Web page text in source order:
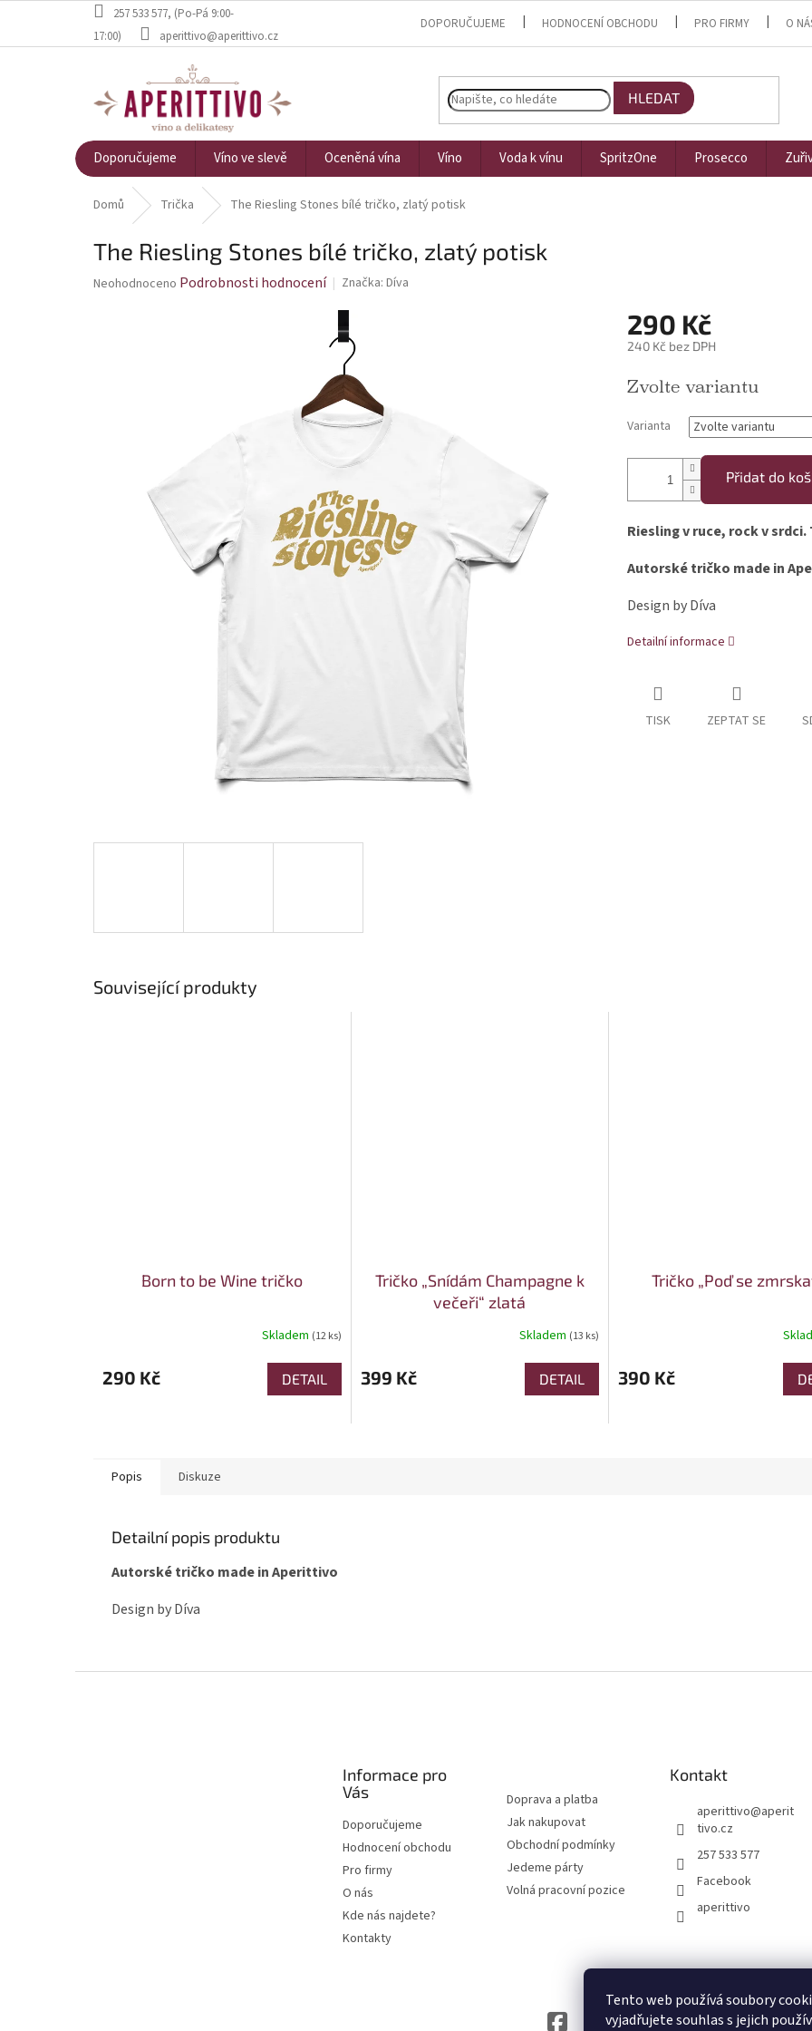
Tento web používá soubory
vyjadřujete souhlas s jejich
257 533 577, (Po-Pá 9:00-
17:00)
aperittivo@aperittivo.cz
DOPORUČUJEME HODNOCENÍ OBCHODU PRO FIRMY O
HLEDAT
Doporučujeme Víno ve slevě Oceněná vína Víno Voda k vínu SpritzOne Prosecco
Domů Trička The Riesling Stones bílé tričko, zlatý potisk
The Riesling Stones bílé tričko, zlatý potisk
Průměrné hodnocení produktu je 0,0 z 5 hvězdiček.
Neohodnoceno Podrobnosti hodnocení Značka: Díva
290 Kč
240 Kč bez DPH
Zvolte variantu
Varianta
Přidat do
Riesling v ruce, rock v
Autorské tričko made in
Design by Díva
Detailní informace
TISK ZEPTAT SE
Související produkty
Born to be Wine tričko
Skladem (12 ks)
290 Kč DETAIL
Tričko „Snídám Champagne k
večeři“ zlatá
Skladem (13 ks)
399 Kč DETAIL
Tričko „Poď se
390 Kč
Popis Diskuze
Detailní popis produktu
Autorské tričko made in Aperittivo
Design by Díva
Informace pro
Vás
Doporučujeme
Hodnocení obchodu
Pro firmy
O nás
Kde nás najdete?
Kontakty
Doprava a platba
Jak nakupovat
Obchodní podmínky
Jedeme párty
Volná pracovní pozice
Kontakt
aperittivo@aperit
tivo.cz
257 533 577
Facebook
aperittivo